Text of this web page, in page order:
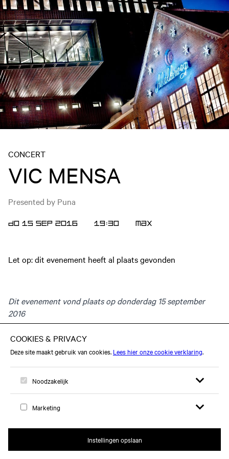
Logo, naar home
CONCERT
VIC MENSA
Presented by Puna
DO 15 SEP 2016 19:30 Max
Let op: dit evenement heeft al plaats gevonden
Dit evenement vond plaats op donderdag 15 september
2016